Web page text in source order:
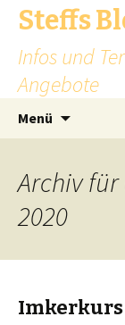
Steffs
Infos und
Angebote
Menü
Archiv
2020
Imkerkurs